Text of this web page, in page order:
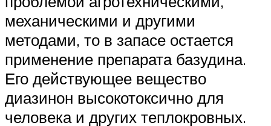
механическими и другими
методами, то в запасе остается
применение препарата базудина.
Его действующее вещество
диазинон высокотоксично для
человека и других теплокровных.